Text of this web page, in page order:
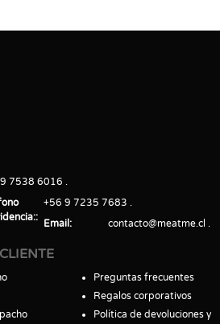
7538 6016
+56 9 7235 7683
Email
contacto@meatme.cl
Preguntas frecuentes
Regalos corporativos
Política de devoluciones y